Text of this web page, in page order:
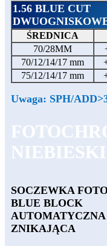
1.56 BLUE CUT
ŚREDNICA
70/28MM
70/12/14/17 mm
75/12/14/17 mm
Uwaga: SPH/
SOCZEWKA
BLUE BLOCK
ZNIKAJĄCA